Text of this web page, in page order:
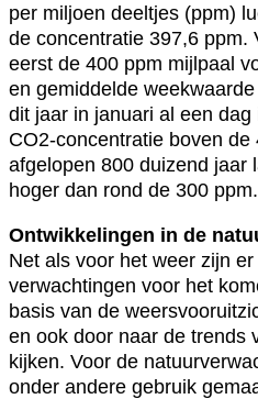
per miljoen deeltjes (ppm)
de concentratie 397,6 ppm.
eerst de 400 ppm mijlpaal
en gemiddelde
dit jaar in januari al een
CO2-concentratie boven de
afgelopen 800 duizend jaar
hoger dan rond de 300 ppm.
Ontwikkelingen in de
Net als voor het weer zijn
verwachtingen voor het
basis van de
en ook door naar de trends
kijken. Voor de
onder andere gebruik